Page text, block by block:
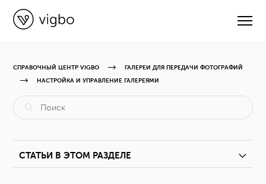
ВИДЕОУРОКИ
СПРАВОЧНЫЙ ЦЕНТР VIGBO
ГАЛЕРЕИ ДЛЯ ПЕРЕДАЧИ ФОТОГРАФИЙ
НАСТРОЙКА И УПРАВЛЕНИЕ ГАЛЕРЕЯМИ
СТАТЬИ В ЭТОМ РАЗДЕЛЕ